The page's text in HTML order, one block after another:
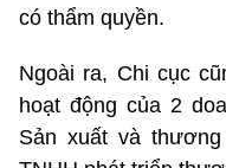
có thẩm quyền.
Ngoài ra, Chi cục
hoạt động của 2
Sản xuất và